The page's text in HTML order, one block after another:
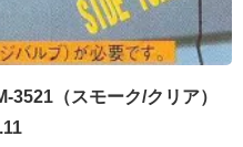
3521（スモーク/クリア）